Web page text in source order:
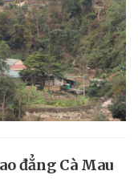
đẳng Cà Mau